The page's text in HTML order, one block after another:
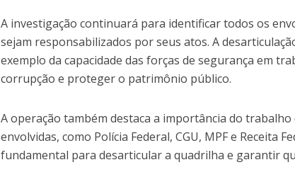
A investigação continuará para identificar todos os
sejam responsabilizados por seus atos. A
exemplo da capacidade das forças de segurança em
corrupção e proteger o patrimônio público.
A operação também destaca a importância do
envolvidas, como Polícia Federal, CGU, MPF e Receita
fundamental para desarticular a quadrilha e garantir